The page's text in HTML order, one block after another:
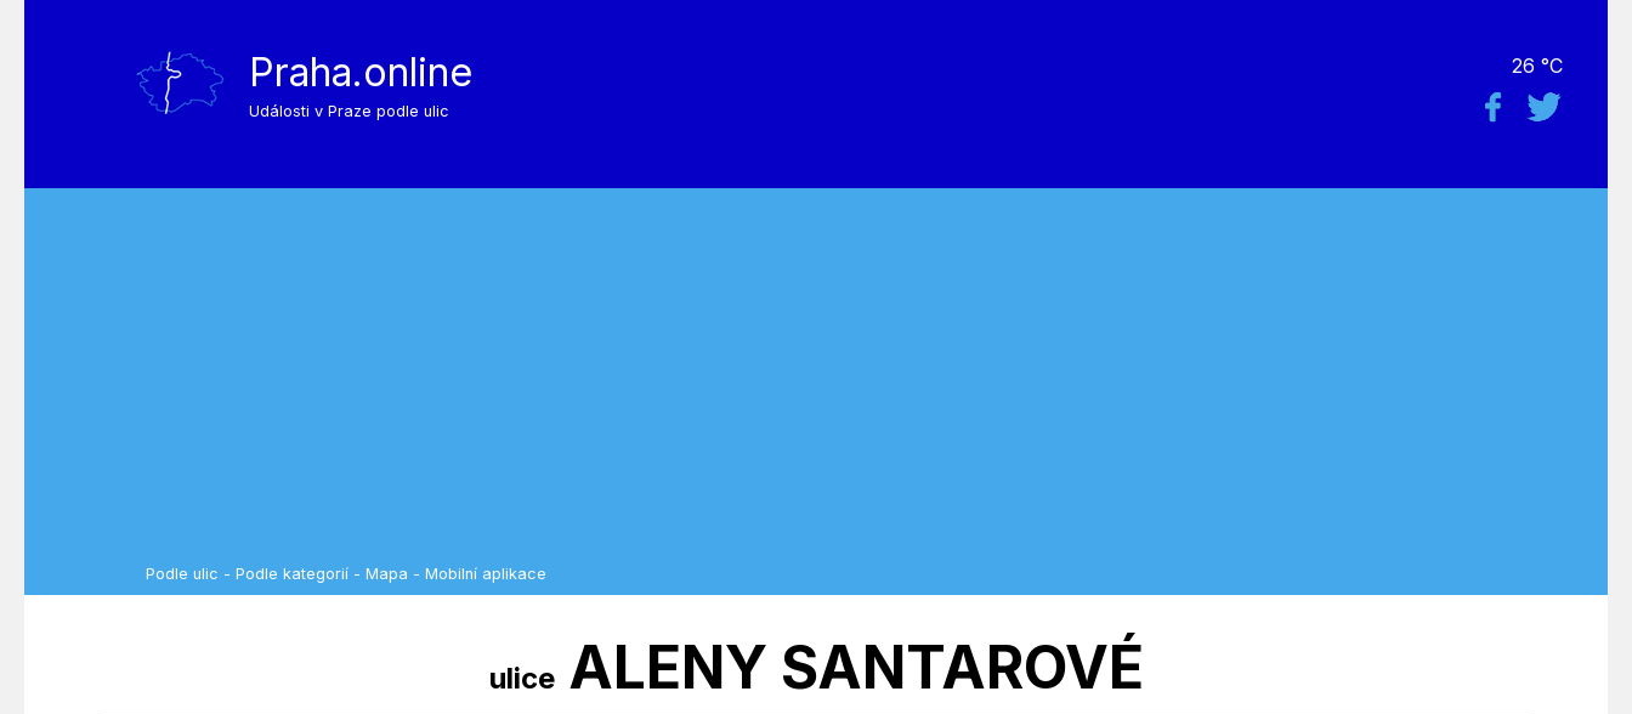
Praha.online
Události v Praze podle ulic
26 °C
Podle ulic - Podle kategorií - Mapa - Mobilní aplikace
uliceALENY SANTAROVÉ